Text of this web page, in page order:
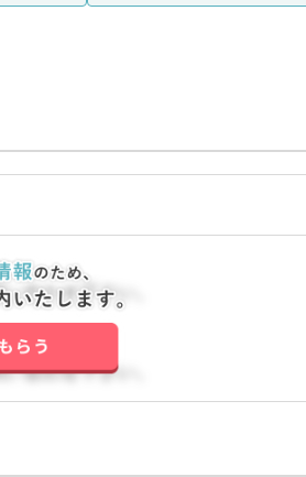
合わせ下さい。
合わせ下さい。